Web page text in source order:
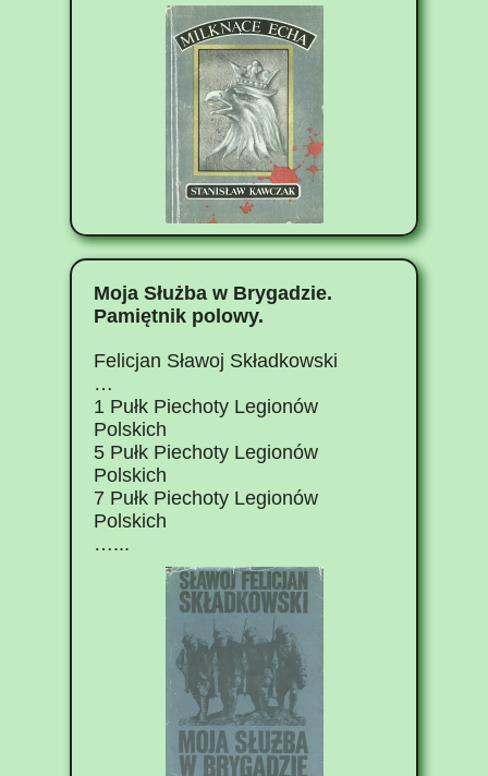
Moja Służba w Brygadzie.
Pamiętnik polowy.
Felicjan Sławoj Składkowski
…
1 Pułk Piechoty Legionów
Polskich
5 Pułk Piechoty Legionów
Polskich
7 Pułk Piechoty Legionów
Polskich
…...
Zgoda na pliki cookie
Cookies to małe pliki danych, które są
przechowywane na Twoim urządzeniu
podczas przeglądania stron internetowych.
Używamy ich do poprawy działania serwisu,
personalizacji treści, oraz analizy ruchu na
Dostosuj Zezwól na wszystkie